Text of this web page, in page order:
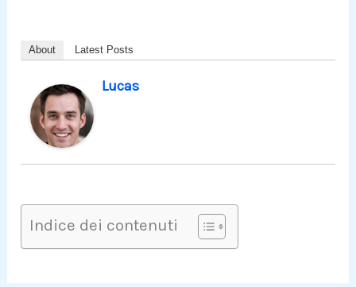
About Latest Posts
Lucas
Indice dei contenuti